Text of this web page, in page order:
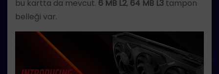
bu kartta da mevcut. 6 MB L2, 64 MB L3 tampon
belleği var.